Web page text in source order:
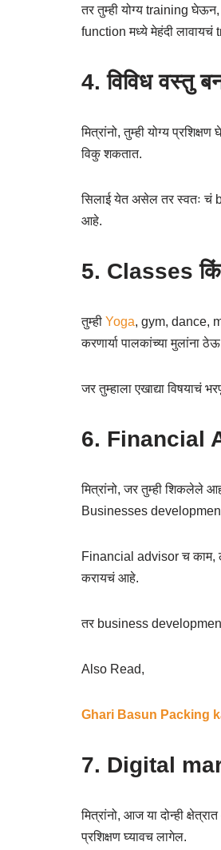
तर तुम्ही योग्य training
function मध्ये मेहंदी लावायचं
4. विविध वस्तु
मित्रांनो, तुम्ही योग्य
विकु शकतात.
सिलाई येत असेल तर स्वतः चं
आहे.
5. Classes
तुम्ही Yoga, gym, dance,
करणार्या पालकांच्या मुलांना
जर तुम्हाला एखाद्या
6. Financial
मित्रांनो, जर तुम्ही शिकलेले
Businesses
Financial advisor च काम,
करायचं आहे.
तर business
Also Read,
Ghari Basun Packing
7. Digital
मित्रांनो, आज या दोन्ही
प्रशिक्षण घ्यावच लागेल.